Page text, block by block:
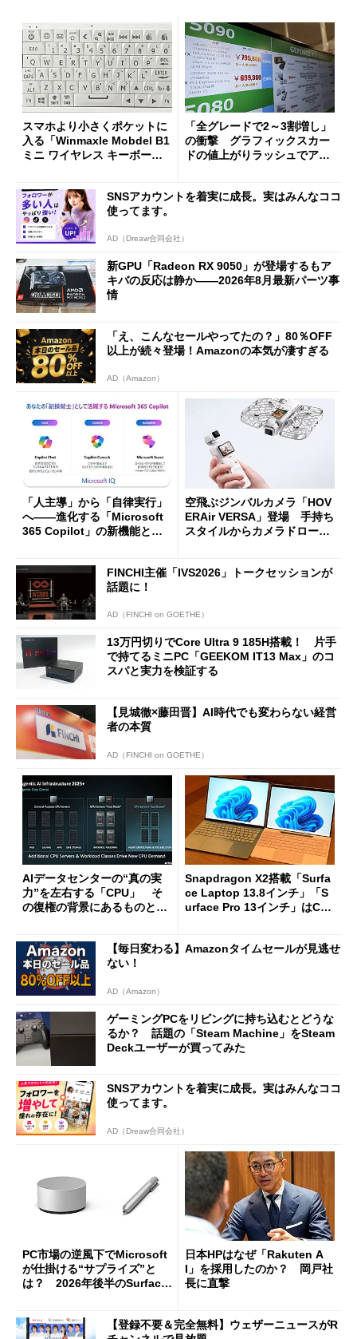
スマホより小さくポケットに
入る「Winmaxle Mobdel B1
ミニ ワイヤレス キーボー
「全グレードで2～3割増し」
の衝撃 グラフィックスカー
ドの値上がりラッシュでアキ
SNSアカウントを着実に成長。実はみんなココ
使ってます。
AD（Dreaw合同会社）
新GPU「Radeon RX 9050」が登場するもア
キバの反応は静か――2026年8月最新パーツ事
情
「え、こんなセールやってたの？」80％OFF
以上が続々登場！Amazonの本気が凄すぎる
AD（Amazon）
「人主導」から「自律実行」
へ――進化する「Microsoft
365 Copilot」の新機能とエ
空飛ぶジンバルカメラ「HOV
ERAir VERSA」登場 手持ち
スタイルからカメラドローン
FINCHI主催「IVS2026」トークセッションが
話題に！
AD（FINCHI on GOETHE）
13万円切りでCore Ultra 9 185H搭載！ 片手
で持てるミニPC「GEEKOM IT13 Max」のコ
スパと実力を検証する
【見城徹×藤田晋】AI時代でも変わらない経営
者の本質
AD（FINCHI on GOETHE）
AIデータセンターの“真の実
力”を左右する「CPU」 そ
の復権の背景にあるものと
Snapdragon X2搭載「Surfa
ce Laptop 13.8インチ」「S
urface Pro 13インチ」はCop
た
【毎日変わる】Amazonタイムセールが見逃せ
ない！
AD（Amazon）
ゲーミングPCをリビングに持ち込むとどうな
るか？ 話題の「Steam Machine」をSteam
Deckユーザーが買ってみた
SNSアカウントを着実に成長。実はみんなココ
使ってます。
AD（Dreaw合同会社）
PC市場の逆風下でMicrosoft
が仕掛ける“サプライズ”と
は？ 2026年後半のSurface
日本HPはなぜ「Rakuten A
I」を採用したのか？ 岡戸社
長に直撃
【登録不要＆完全無料】ウェザーニュースがR